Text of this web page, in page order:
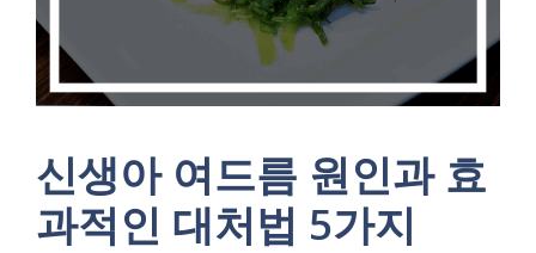
신생아 여드름 원인과 효
과적인 대처법 5가지